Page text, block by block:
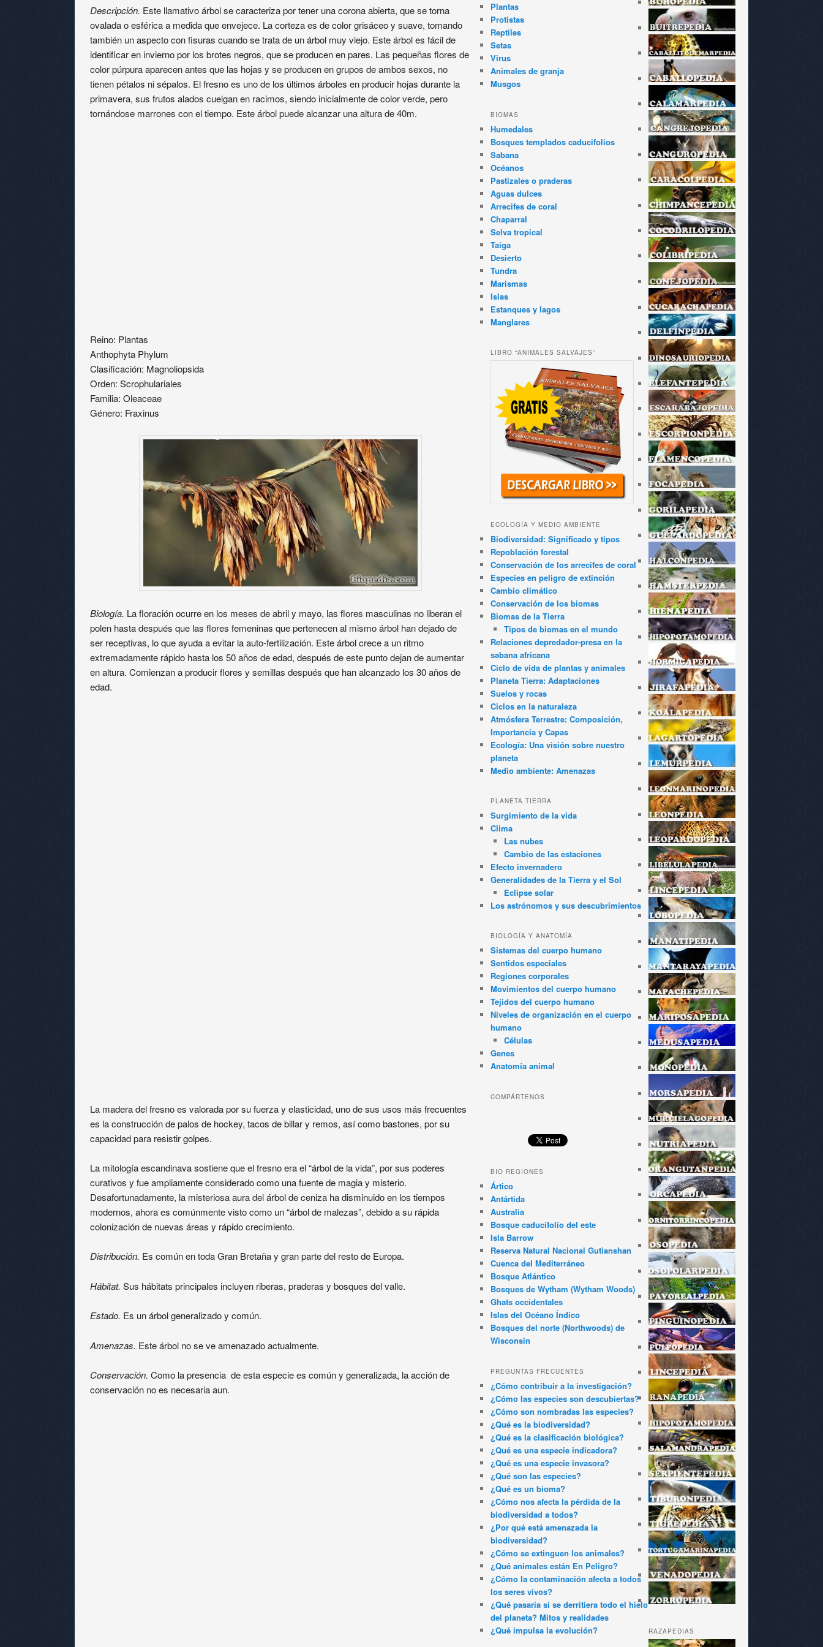
Descripción. Este llamativo árbol se caracteriza por tener una corona abierta, que se torna
ovalada o esférica a medida que envejece. La corteza es de color grisáceo y suave, tomando
también un aspecto con fisuras cuando se trata de un árbol muy viejo. Este árbol es fácil de
identificar en invierno por los brotes negros, que se producen en pares. Las pequeñas flores de
color púrpura aparecen antes que las hojas y se producen en grupos de ambos sexos, no
tienen pétalos ni sépalos. El fresno es uno de los últimos árboles en producir hojas durante la
primavera, sus frutos alados cuelgan en racimos, siendo inicialmente de color verde, pero
tornándose marrones con el tiempo. Este árbol puede alcanzar una altura de 40m.
Reino: Plantas
Anthophyta Phylum
Clasificación: Magnoliopsida
Orden: Scrophulariales
Familia: Oleaceae
Género: Fraxinus
Biología. La floración ocurre en los meses de abril y mayo, las flores masculinas no liberan el
polen hasta después que las flores femeninas que pertenecen al mismo árbol han dejado de
ser receptivas, lo que ayuda a evitar la auto-fertilización. Este árbol crece a un ritmo
extremadamente rápido hasta los 50 años de edad, después de este punto dejan de aumentar
en altura. Comienzan a producir flores y semillas después que han alcanzado los 30 años de
edad.
La madera del fresno es valorada por su fuerza y elasticidad, uno de sus usos más frecuentes
es la construcción de palos de hockey, tacos de billar y remos, así como bastones, por su
capacidad para resistir golpes.
La mitología escandinava sostiene que el fresno era el “árbol de la vida”, por sus poderes
curativos y fue ampliamente considerado como una fuente de magia y misterio.
Desafortunadamente, la misteriosa aura del árbol de ceniza ha disminuido en los tiempos
modernos, ahora es comúnmente visto como un “árbol de malezas”, debido a su rápida
colonización de nuevas áreas y rápido crecimiento.
Distribución. Es común en toda Gran Bretaña y gran parte del resto de Europa.
Hábitat. Sus hábitats principales incluyen riberas, praderas y bosques del valle.
Estado. Es un árbol generalizado y común.
Amenazas. Este árbol no se ve amenazado actualmente.
Conservación. Como la presencia de esta especie es común y generalizada, la acción de
conservación no es necesaria aun.
RAZAPEDIAS
Plantas
Protistas
Reptiles
Setas
Virus
Animales de granja
Musgos
BIOMAS
Humedales
Bosques templados caducifolios
Sabana
Océanos
Pastizales o praderas
Aguas dulces
Arrecifes de coral
Chaparral
Selva tropical
Taiga
Desierto
Tundra
Marismas
Islas
Estanques y lagos
Manglares
LIBRO “ANIMALES SALVAJES”
ECOLOGÍA Y MEDIO AMBIENTE
Biodiversidad: Significado y tipos
Repoblación forestal
Conservación de los arrecifes de coral
Especies en peligro de extinción
Cambio climático
Conservación de los biomas
Biomas de la Tierra
Tipos de biomas en el mundo
Relaciones depredador-presa en la
sabana africana
Ciclo de vida de plantas y animales
Planeta Tierra: Adaptaciones
Suelos y rocas
Ciclos en la naturaleza
Atmósfera Terrestre: Composición,
Importancia y Capas
Ecología: Una visión sobre nuestro
planeta
Medio ambiente: Amenazas
PLANETA TIERRA
Surgimiento de la vida
Clima
Las nubes
Cambio de las estaciones
Efecto invernadero
Generalidades de la Tierra y el Sol
Eclipse solar
Los astrónomos y sus descubrimientos
BIOLOGÍA Y ANATOMÍA
Sistemas del cuerpo humano
Sentidos especiales
Regiones corporales
Movimientos del cuerpo humano
Tejidos del cuerpo humano
Niveles de organización en el cuerpo
humano
Células
Genes
Anatomía animal
COMPÁRTENOS
BIO REGIONES
Ártico
Antártida
Australia
Bosque caducifolio del este
Isla Barrow
Reserva Natural Nacional Gutianshan
Cuenca del Mediterráneo
Bosque Atlántico
Bosques de Wytham (Wytham Woods)
Ghats occidentales
Islas del Océano Índico
Bosques del norte (Northwoods) de
Wisconsin
PREGUNTAS FRECUENTES
¿Cómo contribuir a la investigación?
¿Cómo las especies son descubiertas?
¿Cómo son nombradas las especies?
¿Qué es la biodiversidad?
¿Qué es la clasificación biológica?
¿Qué es una especie indicadora?
¿Qué es una especie invasora?
¿Qué son las especies?
¿Qué es un bioma?
¿Cómo nos afecta la pérdida de la
biodiversidad a todos?
¿Por qué está amenazada la
biodiversidad?
¿Cómo se extinguen los animales?
¿Qué animales están En Peligro?
¿Cómo la contaminación afecta a todos
los seres vivos?
¿Qué pasaría si se derritiera todo el hielo
del planeta? Mitos y realidades
¿Qué impulsa la evolución?